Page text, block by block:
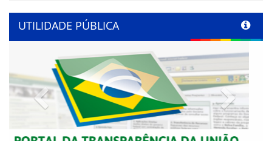
UTILIDADE PÚBLICA
Previous